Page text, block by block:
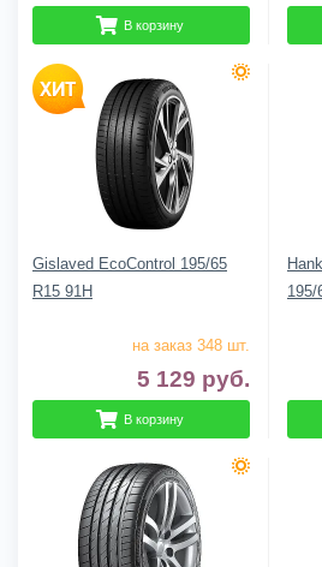
В корзину
Gislaved EcoControl 195/65
R15 91H
на заказ 348 шт.
5 129 руб.
В корзину
195/